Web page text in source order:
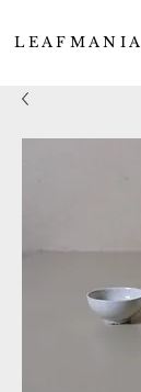
L E A F M A N I A